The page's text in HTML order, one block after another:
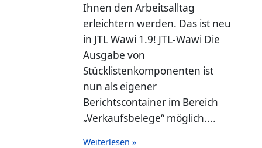
Ihnen den Arbeitsalltag
erleichtern werden. Das ist neu
in JTL Wawi 1.9! JTL-Wawi Die
Ausgabe von
Stücklistenkomponenten ist
nun als eigener
Berichtscontainer im Bereich
„Verkaufsbelege“ möglich....
Weiterlesen »